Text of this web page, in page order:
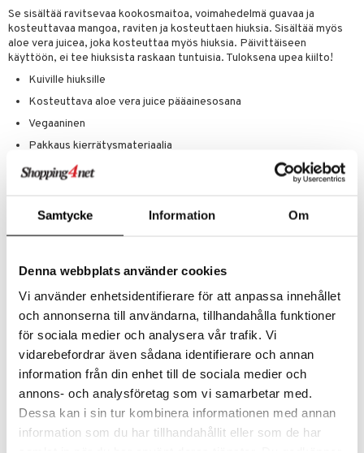
Samtycke Information Om
Denna webbplats använder cookies
Vi använder enhetsidentifierare för att anpassa innehållet
och annonserna till användarna, tillhandahålla funktioner
för sociala medier och analysera vår trafik. Vi
vidarebefordrar även sådana identifierare och annan
information från din enhet till de sociala medier och
annons- och analysföretag som vi samarbetar med.
Dessa kan i sin tur kombinera informationen med annan
information som du har tillhandahållit eller som de har
Se sisältää ravitsevaa kookosmaitoa, voimahedelmä guavaa ja
kosteuttavaa mangoa, raviten ja kosteuttaen hiuksia. Sisältää myös
aloe vera juicea, joka kosteuttaa myös hiuksia. Päivittäiseen
käyttöön, ei tee hiuksista raskaan tuntuisia. Tuloksena upea kiilto!
Kuiville hiuksille
Kosteuttava aloe vera juice pääainesosana
Vegaaninen
Pakkaus kierrätysmateriaalia
Ei sisällä mineraaliöljyä, silikonia, gluteenia, tensidejä tai
keinotekoisia väriaineita
Guajava Fruit Extract, Mangifera Indica Seed Butter, Glycine Soja Oil,
Pentaerythrityl Tetrastearate, Ppg-2 Hydroxyethyl Cocamide,
Glycerin, Sodium Chloride, Guar Hydroxypropyltrimonium Chloride,
Citric Acid, Sodium Hydroxide, Sodium Citrate, Hexylen
Tuotenumero
C8M20-8B-385-XX-XX
& Viikset
3: Kosteutus
ja naamiot
Huulten Hoito
Elixir
Happy For Men
& Ihonpuhdistus